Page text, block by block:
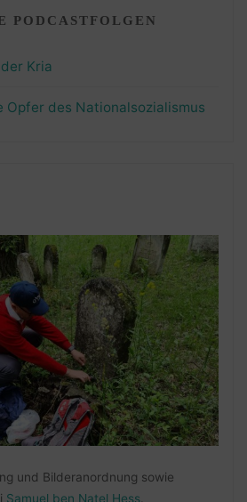
PODCASTFOLGEN
Kria
Opfer des Nationalsozialismus
und Bilderanordnung sowie
Samuel ben Natel Hess